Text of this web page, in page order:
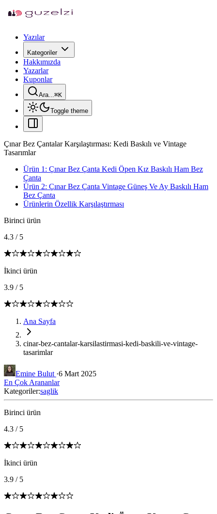
Yazılar
Kategoriler
Hakkımızda
Yazarlar
Kuponlar
Ara...⌘K
Toggle theme
Çınar Bez Çantalar Karşılaştırması: Kedi Baskılı ve Vintage
Tasarımlar
Ürün 1: Çınar Bez Çanta Kedi Öpen Kız Baskılı Ham Bez
Çanta
Ürün 2: Çınar Bez Çanta Vintage Güneş Ve Ay Baskılı Ham
Bez Çanta
Ürünlerin Özellik Karşılaştırması
Birinci ürün
4.3 / 5
İkinci ürün
3.9 / 5
Ana Sayfa
cinar-bez-cantalar-karsilastirmasi-kedi-baskili-ve-vintage-
tasarimlar
Emine Bulut ·6 Mart 2025
En Çok Arananlar
Kategoriler:saglik
Birinci ürün
4.3 / 5
İkinci ürün
3.9 / 5